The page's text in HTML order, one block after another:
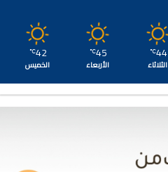
44
℃
الثلاثاء
45
℃
الأربعاء
42
℃
الخميس